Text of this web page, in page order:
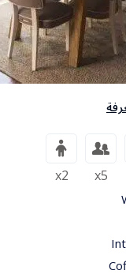
x5
x2